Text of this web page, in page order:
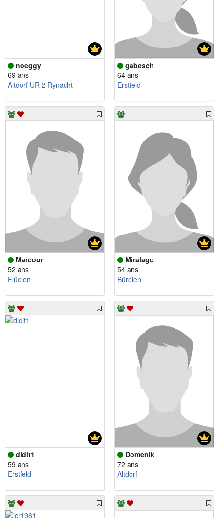
noeggy
69 ans
Altdorf UR 2 Rynächt
gabesch
64 ans
Erstfeld
Marcouri
52 ans
Flüelen
Miralago
54 ans
Bürglen
didit1
59 ans
Erstfeld
Domenik
72 ans
Altdorf